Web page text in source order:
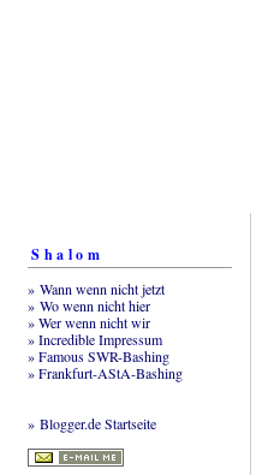
Shalom
» Wann wenn nicht jetzt
» Wo wenn nicht hier
» Wer wenn nicht wir
» Incredible Impressum
» Famous SWR-Bashing
» Frankfurt-AStA-Bashing
» Blogger.de Startseite